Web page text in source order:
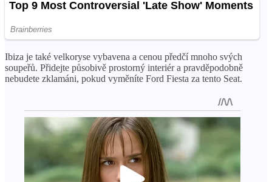
Ibiza je také velkoryse vybavena a cenou předčí mnoho svých
soupeřů. Přidejte působivě prostorný interiér a pravděpodobně
nebudete zklamáni, pokud vyměníte Ford Fiesta za tento Seat.